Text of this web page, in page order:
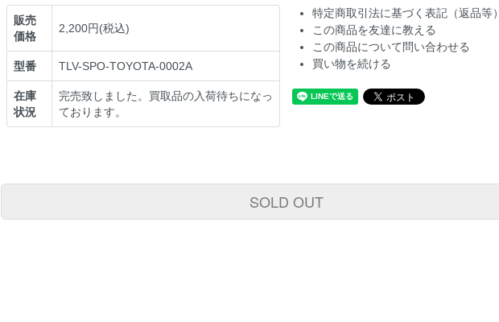
販売
価格
2,200円(税込)
型番 TLV-SPO-TOYOTA-0002A
在庫
状況
完売致しました。買取品の入荷待ちになっ
ております。
特定商取引法に基づく表記（返品等）
この商品を友達に教える
この商品について問い合わせる
買い物を続ける
SOLD OUT